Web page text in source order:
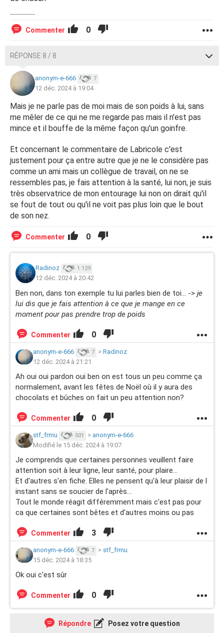
Commenter 0
RÉPONSE 8 / 8
anonym-e-666 7
12 déc. 2024 à 19:04
Mais je ne parle pas de moi mais de son poids à lui, sans
me mêler de ce qui ne me regarde pas mais il n'est pas
mince et il bouffe de la même façon qu'un goinfre.
Et concernant le commentaire de Labricole c'est
justement pour ça entre autre que je ne le considère pas
comme un ami mais un collègue de travail, on ne se
ressembles pas, je fais attention à la santé, lui non, je suis
très observatrice de mon entourage lui non on dirait qu'il
se fout de tout ou qu'il ne voit pas plus loin que le bout
de son nez.
Commenter 0
Radinoz 1 129
12 déc. 2024 à 20:42
Ben non, dans ton exemple tu lui parles bien de toi… -> je
lui dis que je fais attention à ce que je mange en ce
moment pour pas prendre trop de poids
Commenter 0
anonym-e-666 7 > Radinoz
12 déc. 2024 à 21:21
Ah oui oui pardon oui ben on est tous un peu comme ça
normalement, avant les fêtes de Noël où il y aura des
chocolats et bûches on fait un peu attention non?
Commenter 0
stf_frmu 501 > anonym-e-666
Modifié le 15 déc. 2024 à 19:07
Je comprends que certaines personnes veuillent faire
attention soit à leur ligne, leur santé, pour plaire...
Et d'autres s'en fiche. Elles ne pensent qu'à leur plaisir de l
instant sans se soucier de l'après...
Tout le monde réagit différemment mais c'est pas pour
ca que certaines sont bêtes et d'autres moins ou pas
Commenter 3
anonym-e-666 7 > stf_frmu
15 déc. 2024 à 18:35
Ok oui c'est sûr
Commenter 0
Répondre Posez votre question